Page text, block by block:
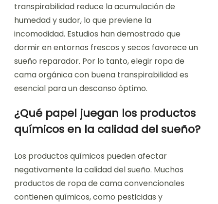
transpirabilidad reduce la acumulación de
humedad y sudor, lo que previene la
incomodidad. Estudios han demostrado que
dormir en entornos frescos y secos favorece un
sueño reparador. Por lo tanto, elegir ropa de
cama orgánica con buena transpirabilidad es
esencial para un descanso óptimo.
¿Qué papel juegan los productos
químicos en la calidad del sueño?
Los productos químicos pueden afectar
negativamente la calidad del sueño. Muchos
productos de ropa de cama convencionales
contienen químicos, como pesticidas y